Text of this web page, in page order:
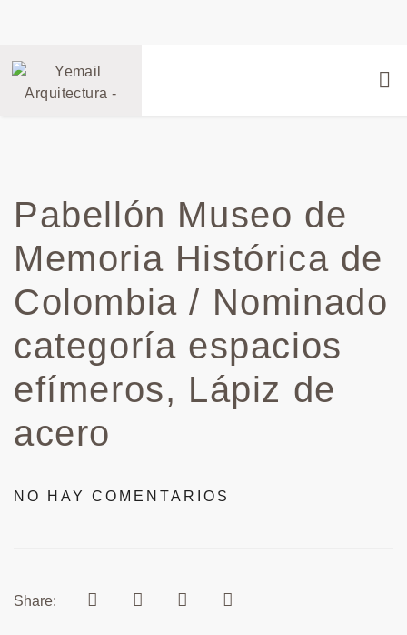
Pabellón Museo de
Memoria Histórica de
Colombia / Nominado
categoría espacios
efímeros, Lápiz de
acero
NO HAY COMENTARIOS
Share: